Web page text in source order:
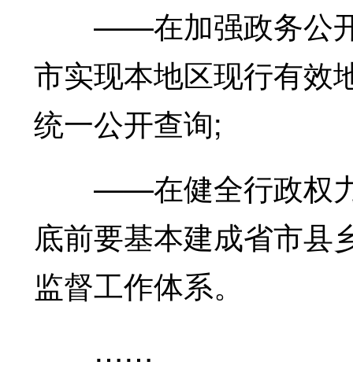
——在加强政务公开
市实现本地区现行有效
统一公开查询;
——在健全行政权力
底前要基本建成省市县
监督工作体系。
……